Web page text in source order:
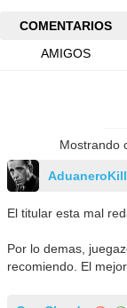
COMENTARIOS
AMIGOS
Mostrando
AduaneroKill
El titular esta mal
Por lo demas,
recomiendo. El